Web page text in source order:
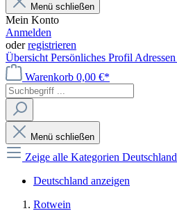
Menü schließen
Mein Konto
Anmelden
oderregistrieren
Übersicht Persönliches Profil Adressen
Warenkorb 0,00 €*
Menü schließen
Zeige alle Kategorien Deutschland
Deutschland anzeigen
Rotwein